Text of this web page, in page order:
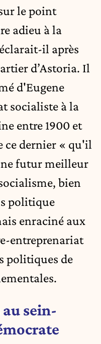
le point
adieu à la
il après
d’Astoria. Il
d'Eugene
socialiste à la
entre 1900 et
ce dernier « qu'il
futur meilleur
bien
politique
enraciné aux
entreprenariat
politiques de
sein-